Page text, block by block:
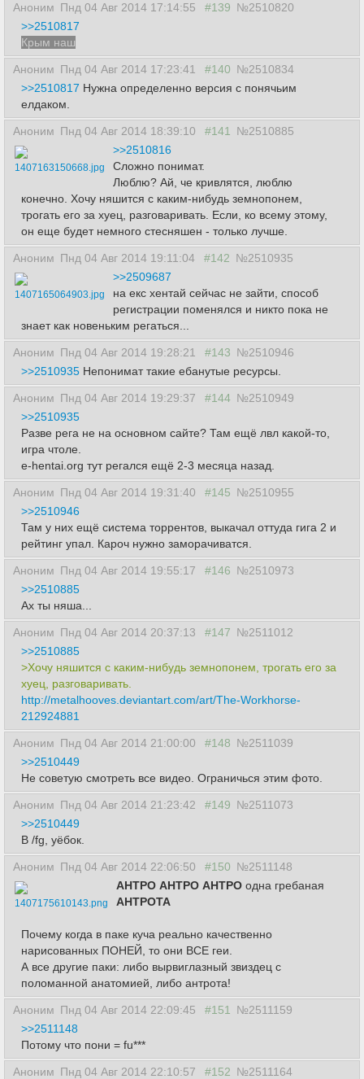
Аноним Пнд 04 Авг 2014 17:14:55 #139 №2510820
>>2510817
Крым наш
Аноним Пнд 04 Авг 2014 17:23:41 #140 №2510834
>>2510817 Нужна определенно версия с понячьим
елдаком.
Аноним Пнд 04 Авг 2014 18:39:10 #141 №2510885
1407163150668.jpg
>>2510816
Сложно понимат.
Люблю? Ай, че кривлятся, люблю
конечно. Хочу няшится с каким-нибудь земнопонем,
трогать его за хуец, разговаривать. Если, ко всему этому,
он еще будет немного стесняшен - только лучше.
Аноним Пнд 04 Авг 2014 19:11:04 #142 №2510935
1407165064903.jpg
>>2509687
на екс хентай сейчас не зайти, способ
регистрации поменялся и никто пока не
знает как новеньким регаться...
Аноним Пнд 04 Авг 2014 19:28:21 #143 №2510946
>>2510935 Непонимат такие ебанутые ресурсы.
Аноним Пнд 04 Авг 2014 19:29:37 #144 №2510949
>>2510935
Разве рега не на основном сайте? Там ещё лвл какой-то,
игра чтоле.
e-hentai.org тут регался ещё 2-3 месяца назад.
Аноним Пнд 04 Авг 2014 19:31:40 #145 №2510955
>>2510946
Там у них ещё система торрентов, выкачал оттуда гига 2 и
рейтинг упал. Кароч нужно заморачиватся.
Аноним Пнд 04 Авг 2014 19:55:17 #146 №2510973
>>2510885
Ах ты няша...
Аноним Пнд 04 Авг 2014 20:37:13 #147 №2511012
>>2510885
>Хочу няшится с каким-нибудь земнопонем, трогать его за
хуец, разговаривать.
http://metalhooves.deviantart.com/art/The-Workhorse-
212924881
Аноним Пнд 04 Авг 2014 21:00:00 #148 №2511039
>>2510449
Не советую смотреть все видео. Ограничься этим фото.
Аноним Пнд 04 Авг 2014 21:23:42 #149 №2511073
>>2510449
В /fg, уёбок.
Аноним Пнд 04 Авг 2014 22:06:50 #150 №2511148
1407175610143.png
АНТРО АНТРО АНТРО одна гребаная
АНТРОТА
Почему когда в паке куча реально качественно
нарисованных ПОНЕЙ, то они ВСЕ геи.
А все другие паки: либо вырвиглазный звиздец с
поломанной анатомией, либо антрота!
Аноним Пнд 04 Авг 2014 22:09:45 #151
№2511159
>>2511148
Потому что пони = fu***
Аноним Пнд 04 Авг 2014 22:10:57 #152 №2511164